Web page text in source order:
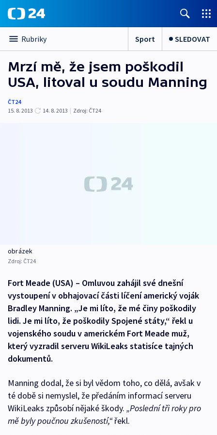
Rubriky Sport SLEDOVAT
Mrzí mě, že jsem poškodil
USA, litoval u soudu Manning
ČT24
15. 8. 2013
14. 8. 2013 | Zdroj: ČT24
obrázek
Zdroj: ČT24
Fort Meade (USA) – Omluvou zahájil své dnešní
vystoupení v obhajovací části líčení americký voják
Bradley Manning. „Je mi líto, že mé činy poškodily
lidi. Je mi líto, že poškodily Spojené státy,“ řekl u
vojenského soudu v americkém Fort Meade muž,
který vyzradil serveru WikiLeaks statisíce tajných
dokumentů.
Manning dodal, že si byl vědom toho, co dělá, avšak v
té době si nemyslel, že předáním informací serveru
WikiLeaks způsobí nějaké škody. „Poslední tři roky pro
mě byly poučnou zkušeností,“řekl.